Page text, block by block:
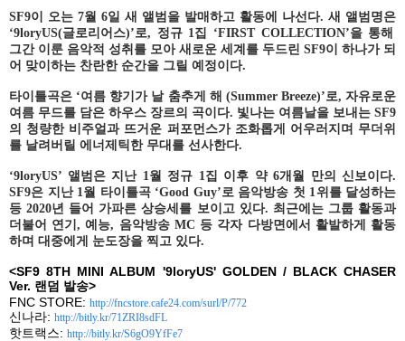
SF9이 오는 7월 6일 새 앨범을 발매하고 활동에 나선다. 새 앨범명은
‘9loryUS(글로리어스)’로, 정규1집 ‘FIRST COLLECTION’을 통해
그간 이룬 음악적 성취를 모아 새로운 세계를 두드린 SF9이 하나가 되
어 맞이하는 찬란한 순간을 그릴 예정이다.
타이틀곡은 ‘여름 향기가 날 춤추게 해 (Summer Breeze)’로, 자유로운
여름 무드를 담은 하우스 장르의 곡이다. 빛나는 여름날을 보내는 SF9
의 청량한 비주얼과 뜨거운 퍼포먼스가 조화롭게 어우러지며 무더위
를 날려버릴 에너제틱한 무대를 선사한다.
‘9loryUS’ 앨범은 지난1월 정규 1집 이후 약6개월 만의 신보이다.
SF9은 지난1월 타이틀곡‘Good Guy’로 음악방송 첫 1위를 달성하는
등 2020년 들어 가파른 상승세를 보이고 있다. 최근에는 그룹 활동과
더불어 연기,예능, 음악방송MC 등 각자 다방면에서 활발하게 활동
하며 대중에게 눈도장을 찍고 있다.
<SF9 8TH MINI ALBUM '9loryUS' GOLDEN / BLACK CHASER
Ver. 랜덤 발송>
FNC STORE: http://fncstore.cafe24.com/surl/P/772
신나라: http://bitly.kr/71ZRI8sdFL
핫트랙스: http://bitly.kr/S6gO9YfFe7